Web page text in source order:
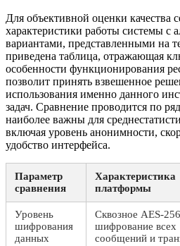
Для объективной оценки качества
характеристики работы системы с
вариантами, представленными на
приведена таблица, отражающая
особенности функционирования
позволит принять взвешенное
использования именно данного
задач. Сравнение проводится по
наиболее важны для
включая уровень анонимности,
удобство интерфейса.
Параметр
сравнения
Характеристика
платформы
Уровень
шифрования
данных
Сквозное AES-256
шифрование всех
сообщений и